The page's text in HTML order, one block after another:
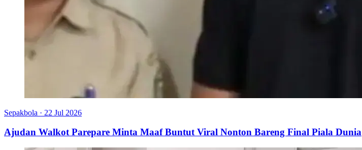
Sepakbola · 22 Jul 2026
Ajudan Walkot Parepare Minta Maaf Buntut Viral Nonton Bareng Final Piala Dunia